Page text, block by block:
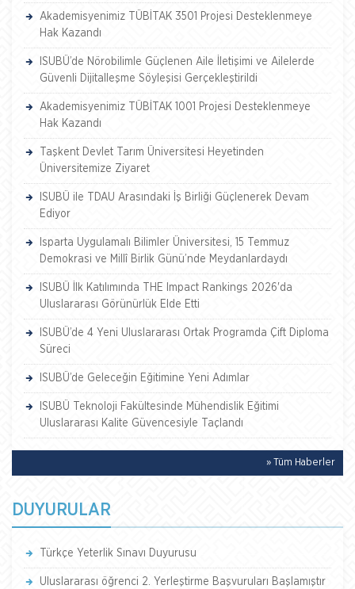
Akademisyenimiz TÜBİTAK 3501 Projesi Desteklenmeye
Hak Kazandı
ISUBÜ’de Nörobilimle Güçlenen Aile İletişimi ve Ailelerde
Güvenli Dijitalleşme Söyleşisi Gerçekleştirildi
Akademisyenimiz TÜBİTAK 1001 Projesi Desteklenmeye
Hak Kazandı
Taşkent Devlet Tarım Üniversitesi Heyetinden
Üniversitemize Ziyaret
ISUBÜ ile TDAU Arasındaki İş Birliği Güçlenerek Devam
Ediyor
Isparta Uygulamalı Bilimler Üniversitesi, 15 Temmuz
Demokrasi ve Millî Birlik Günü’nde Meydanlardaydı
ISUBÜ İlk Katılımında THE Impact Rankings 2026'da
Uluslararası Görünürlük Elde Etti
ISUBÜ’de 4 Yeni Uluslararası Ortak Programda Çift Diploma
Süreci
ISUBÜ’de Geleceğin Eğitimine Yeni Adımlar
ISUBÜ Teknoloji Fakültesinde Mühendislik Eğitimi
Uluslararası Kalite Güvencesiyle Taçlandı
» Tüm Haberler
DUYURULAR
Türkçe Yeterlik Sınavı Duyurusu
Uluslararası öğrenci 2. Yerleştirme Başvuruları Başlamıştır